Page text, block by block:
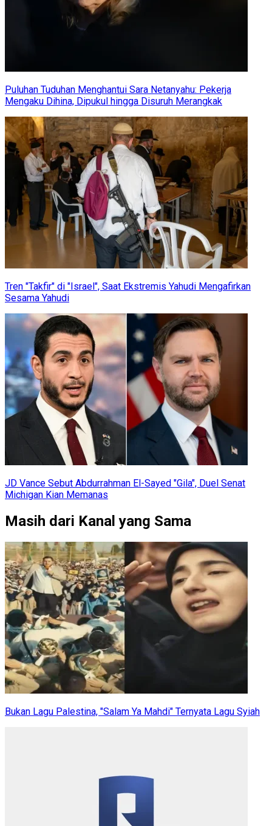
Puluhan Tuduhan Menghantui Sara Netanyahu: Pekerja
Mengaku Dihina, Dipukul hingga Disuruh Merangkak
Tren "Takfir" di "Israel", Saat Ekstremis Yahudi Mengafirkan
Sesama Yahudi
JD Vance Sebut Abdurrahman El-Sayed "Gila", Duel Senat
Michigan Kian Memanas
Masih dari Kanal yang Sama
Bukan Lagu Palestina, "Salam Ya Mahdi" Ternyata Lagu Syiah